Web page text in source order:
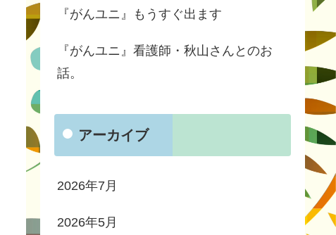
『がんユニ』もうすぐ出ます
『がんユニ』看護師・秋山さんとのお
話。
アーカイブ
2026年7月
2026年5月